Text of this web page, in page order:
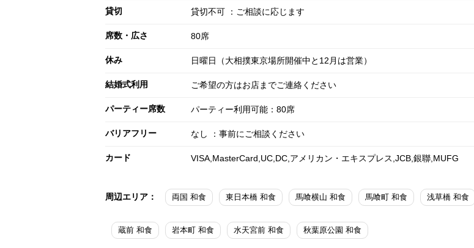
貸切 貸切不可 ：ご相談に応じます
席数・広さ 80席
休み 日曜日（大相撲東京場所開催中と12月は営業）
結婚式利用 ご希望の方はお店までご連絡ください
パーティー席数 パーティー利用可能：80席
バリアフリー なし ：事前にご相談ください
カード VISA,MasterCard,UC,DC,アメリカン・エキスプレス,JCB,銀聯,MUFG
周辺エリア： 両国 和食 東日本橋 和食 馬喰横山 和食 馬喰町 和食 浅草橋 和食
蔵前 和食 岩本町 和食 水天宮前 和食 秋葉原公園 和食